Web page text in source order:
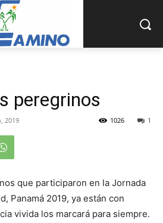
peregrinos
2019 1
1026
que participaron en la Jornada
Panamá 2019, ya están con
vivida los marcará para siempre.